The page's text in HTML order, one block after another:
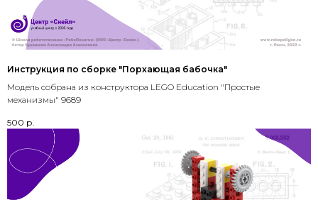
Инструкция по сборке "Порхающая бабочка"
Модель собрана из конструктора LEGO Education "Простые
механизмы" 9689
500 р.